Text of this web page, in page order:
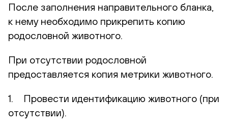
После заполнения направительного бланка,
к нему необходимо прикрепить копию
родословной животного.
При отсутствии родословной
предоставляется копия метрики животного.
1. Провести идентификацию животного (при
отсутствии).